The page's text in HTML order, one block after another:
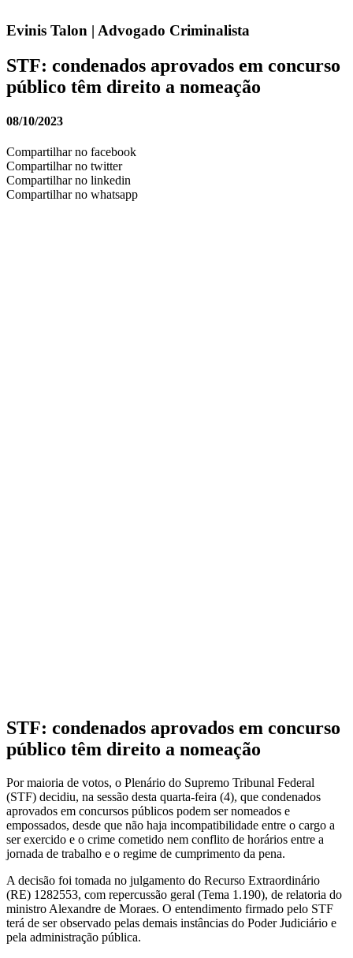
Evinis Talon | Advogado Criminalista
STF: condenados aprovados em concurso
público têm direito a nomeação
08/10/2023
Compartilhar no facebook
Compartilhar no twitter
Compartilhar no linkedin
Compartilhar no whatsapp
STF: condenados aprovados em concurso
público têm direito a nomeação
Por maioria de votos, o Plenário do Supremo Tribunal Federal
(STF) decidiu, na sessão desta quarta-feira (4), que condenados
aprovados em concursos públicos podem ser nomeados e
empossados, desde que não haja incompatibilidade entre o cargo a
ser exercido e o crime cometido nem conflito de horários entre a
jornada de trabalho e o regime de cumprimento da pena.
A decisão foi tomada no julgamento do Recurso Extraordinário
(RE) 1282553, com repercussão geral (Tema 1.190), de relatoria do
ministro Alexandre de Moraes. O entendimento firmado pelo STF
terá de ser observado pelas demais instâncias do Poder Judiciário e
pela administração pública.